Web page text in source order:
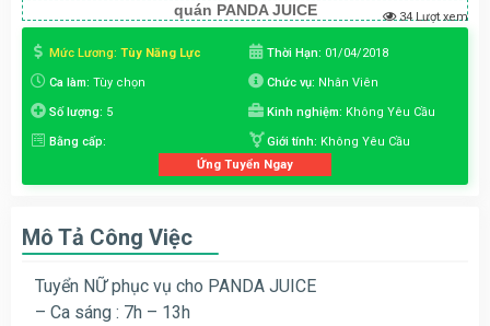
quán PANDA JUICE 34 Lượt xem
Mức Lương: Tùy Năng Lực Thời Hạn: 01/04/2018
Ca làm: Tùy chọn Chức vụ: Nhân Viên
Số lượng: 5 Kinh nghiệm: Không Yêu Cầu
Bằng cấp: Giới tính: Không Yêu Cầu
Ứng Tuyển Ngay
Mô Tả Công Việc
Tuyển NỮ phục vụ cho PANDA JUICE
– Ca sáng : 7h – 13h